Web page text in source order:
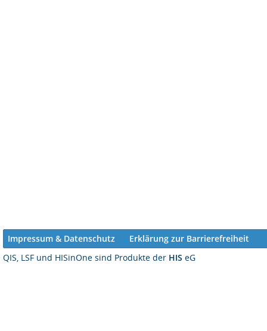
Impressum & Datenschutz
Erklärung zur Barrierefreiheit
QIS, LSF und HISinOne sind Produkte der HIS eG